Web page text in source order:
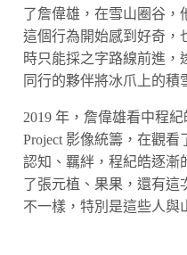
了詹偉雄，在雪山圈谷，
這個行為開始感到好奇，
時只能採之字路線前進，
同行的夥伴將冰爪上的積
2019 年，詹偉雄看中程
Project 影像統籌，在觀
認知、羈絆，程紀皓逐漸
了張元植、果果，還有這
不一樣，特別是這些人與